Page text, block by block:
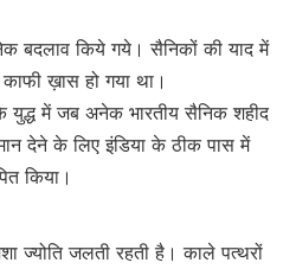
बदलाव किये गये। सैनिकों की याद में
ख़ास हो गया था।
युद्ध में जब अनेक भारतीय सैनिक शहीद
देने के लिए इंडिया के ठीक पास में
किया।
ज्योति जलती रहती है। काले पत्थरों